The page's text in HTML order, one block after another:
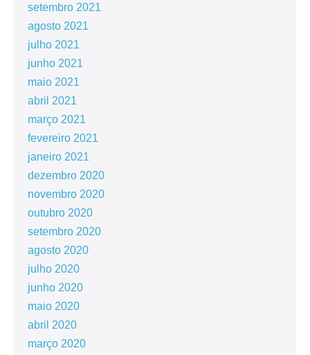
setembro 2021
agosto 2021
julho 2021
junho 2021
maio 2021
abril 2021
março 2021
fevereiro 2021
janeiro 2021
dezembro 2020
novembro 2020
outubro 2020
setembro 2020
agosto 2020
julho 2020
junho 2020
maio 2020
abril 2020
março 2020